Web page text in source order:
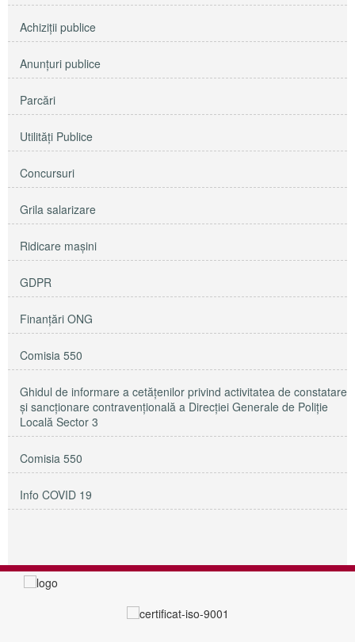
Achiziţii publice
Anunţuri publice
Parcări
Utilităţi Publice
Concursuri
Grila salarizare
Ridicare maşini
GDPR
Finanțări ONG
Comisia 550
Ghidul de informare a cetățenilor privind activitatea de constatare
și sancționare contravențională a Direcției Generale de Poliție
Locală Sector 3
Comisia 550
Info COVID 19